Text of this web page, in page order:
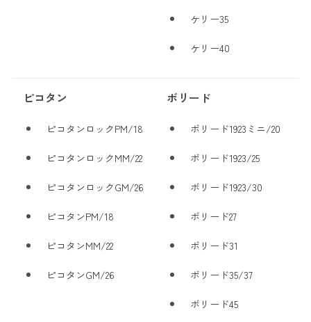
ケリー35
ケリー40
ピコタン
ピコタンロックPM/18
ピコタンロックMM/22
ピコタンロックGM/26
ピコタンPM/18
ピコタンMM/22
ピコタンGM/26
ボリード
ボリード1923ミニ/20
ボリード1923/25
ボリード1923/30
ボリード27
ボリード31
ボリード35/37
ボリード45